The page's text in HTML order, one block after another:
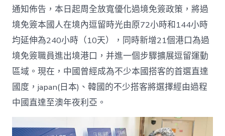
通知佈告，本日起周全放寬優化過境免簽政策，將過
境免簽本國人在境內逗留時光由原72小時和144小時
均延伸為240小時（10天），同時新增21個港口為過
境免簽職員進出境港口，并進一個步驟擴展逗留運動
區域。現在，中國曾經成為不少本國搭客的首選直達
國度，japan(日本)、韓國的不少搭客將選擇經由過程
中國直達至澳年夜利亞。